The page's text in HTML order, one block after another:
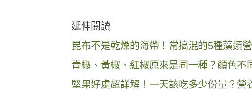
延伸閱讀
昆布不是乾燥的海帶！常搞混的5種藻類
青椒、黃椒、紅椒原來是同一種？顏色不
堅果好處超詳解！一天該吃多少份量？營